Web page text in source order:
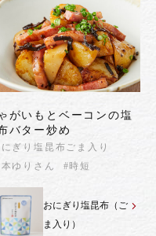
がいもとベーコンの塩
バター炒め
ぎり塩昆布ごま入り
ゆりさん
#時短
おにぎり塩昆布（ご
ま入り）